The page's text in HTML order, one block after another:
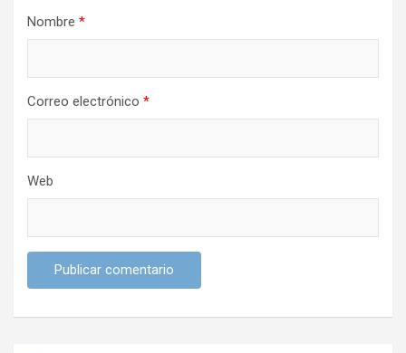
Nombre *
Correo electrónico *
Web